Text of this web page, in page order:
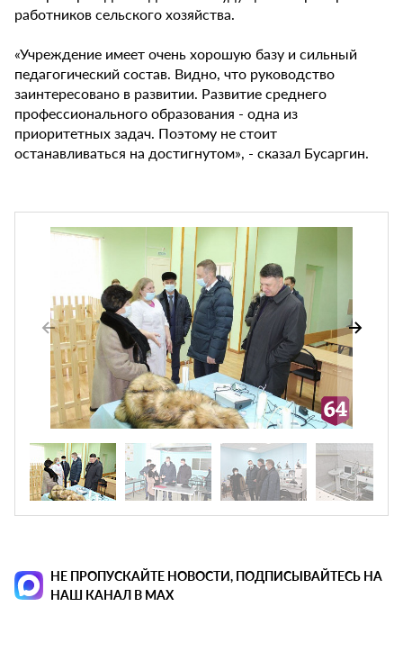
работников сельского хозяйства.
«Учреждение имеет очень хорошую базу и сильный
педагогический состав. Видно, что руководство
заинтересовано в развитии. Развитие среднего
профессионального образования - одна из
приоритетных задач. Поэтому не стоит
останавливаться на достигнутом», - сказал Бусаргин.
НЕ ПРОПУСКАЙТЕ НОВОСТИ, ПОДПИСЫВАЙТЕСЬ НА
НАШ КАНАЛ В MAX